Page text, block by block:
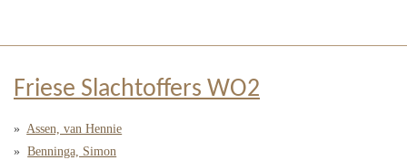
Friese Slachtoffers WO2
Assen, van Hennie
Benninga, Simon